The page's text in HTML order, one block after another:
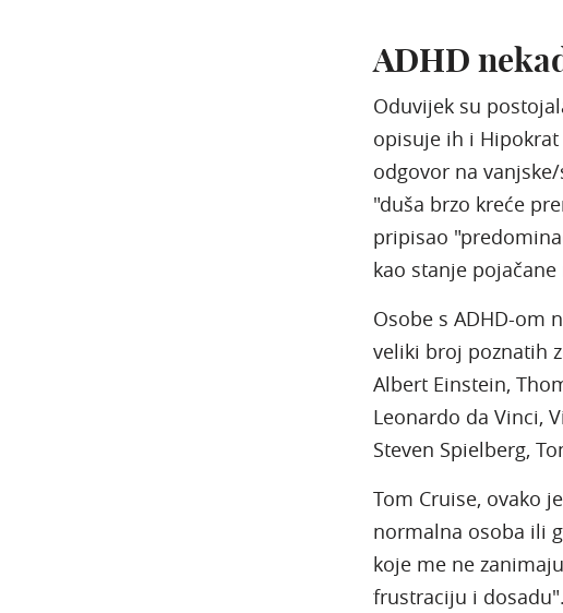
ADHD
Oduvijek su
opisuje ih i
odgovor na
"duša brzo kreće
pripisao
kao stanje
Osobe s ADHD-om
veliki broj poznatih
Albert Einstein,
Leonardo da Vinci,
Steven Spielberg,
Tom Cruise, ovako
normalna osoba ili
koje me ne
frustraciju i